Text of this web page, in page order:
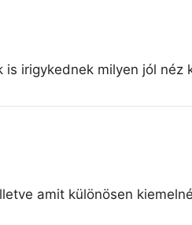
irigykednek milyen jól néz
amit különösen